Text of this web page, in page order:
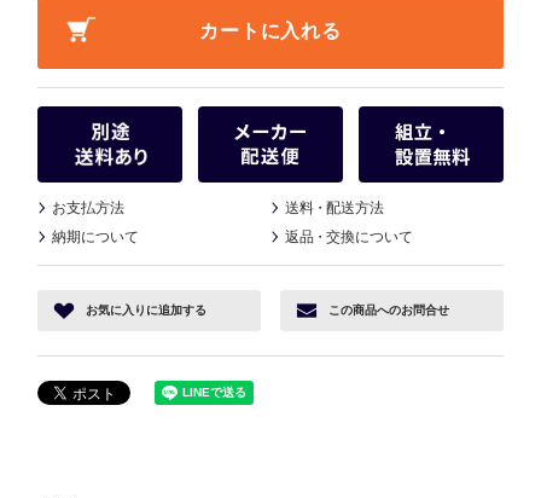
お支払方法 送料・配送方法
納期について
返品・交換について
お気に入り に追加する この商品へのお問合せ